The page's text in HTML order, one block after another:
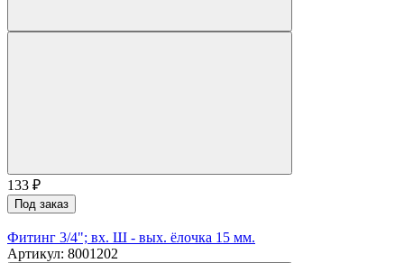
133 ₽
Под заказ
Фитинг 3/4"; вх. Ш - вых. ёлочка 15 мм.
Артикул: 8001202